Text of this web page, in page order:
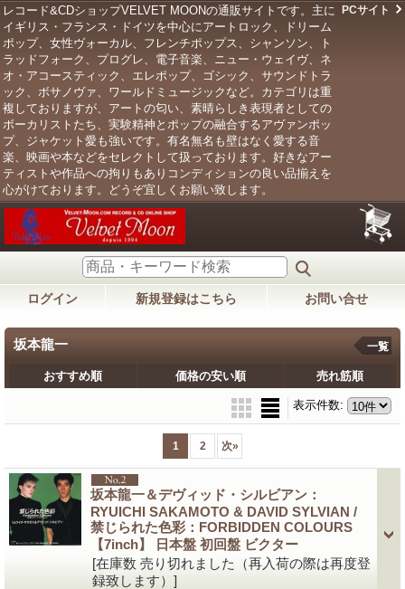
レコード&CDショップVELVET MOONの通販サイトです。主に
イギリス・フランス・ドイツを中心にアートロック、ドリーム
ポップ、女性ヴォーカル、フレンチポップス、シャンソン、ト
ラッドフォーク、プログレ、電子音楽、ニュー・ウェイヴ、ネ
オ・アコースティック、エレポップ、ゴシック、サウンドトラ
ック、ボサノヴァ、ワールドミュージックなど。カテゴリは重
複しておりますが、アートの匂い、素晴らしき表現者としての
ボーカリストたち、実験精神とポップの融合するアヴァンポッ
プ、ジャケット愛も強いです。有名無名も壁はなく愛する音
楽、映画や本などをセレクトして扱っております。好きなアー
ティストや作品への拘りもありコンディションの良い品揃えを
心がけております。どうぞ宜しくお願い致します。
PCサイト
ログイン 新規登録はこちら お問い合せ
坂本龍一 一覧
おすすめ順 価格の安い順 売れ筋順
表示件数:
1 2 次»
坂本龍一＆デヴィッド・シルビアン：
RYUICHI SAKAMOTO & DAVID SYLVIAN /
禁じられた色彩：FORBIDDEN COLOURS
【7inch】 日本盤 初回盤 ビクター
[在庫数 売り切れました（再入荷の際は再度登
録致します）]